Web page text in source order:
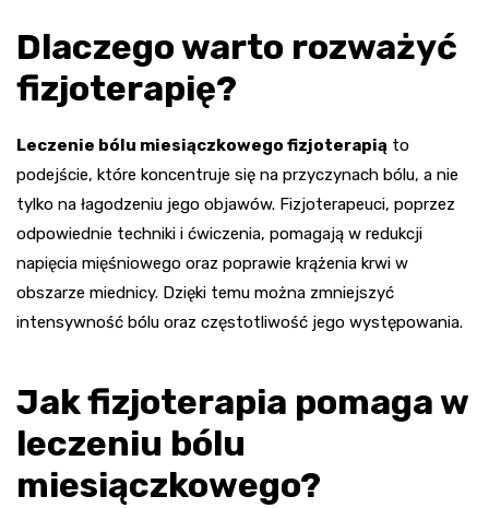
Dlaczego warto rozważyć
fizjoterapię?
Leczenie bólu miesiączkowego fizjoterapią to
podejście, które koncentruje się na przyczynach bólu, a nie
tylko na łagodzeniu jego objawów. Fizjoterapeuci, poprzez
odpowiednie techniki i ćwiczenia, pomagają w redukcji
napięcia mięśniowego oraz poprawie krążenia krwi w
obszarze miednicy. Dzięki temu można zmniejszyć
intensywność bólu oraz częstotliwość jego występowania.
Jak fizjoterapia pomaga w
leczeniu bólu
miesiączkowego?